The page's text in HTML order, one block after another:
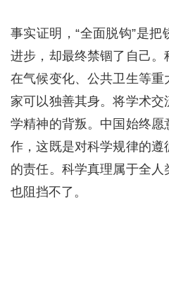
事实证明，“全面脱钩”是
进步，却最终禁锢了自己。
在气候变化、公共卫生等重
家可以独善其身。将学术
学精神的背叛。中国始终
作，这既是对科学规律的
的责任。科学真理属于全
也阻挡不了。